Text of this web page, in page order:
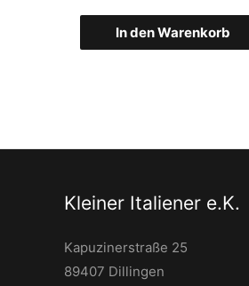
In den Warenkorb
Kleiner Italiener e.K.
Kapuzinerstraße 25
89407 Dillingen